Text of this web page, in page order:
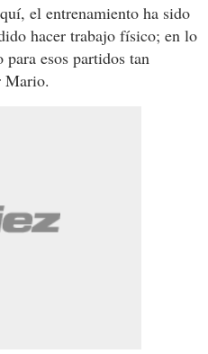
el entrenamiento ha sido
hacer trabajo físico; en lo
esos partidos tan
Mario.